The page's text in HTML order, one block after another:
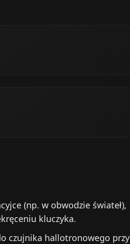
(np. w obwodzie świateł),
kluczyka.
czujnika hallotronowego przy